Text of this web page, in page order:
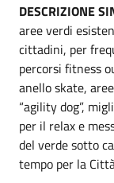
DESCRIZIONE
aree verdi
cittadini, per
percorsi fitness
anello skate,
“agility dog”,
per il relax e
del verde sotto
tempo per la